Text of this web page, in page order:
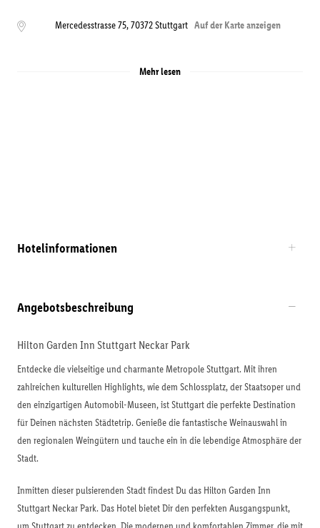
Mercedesstrasse 75,70372 Stuttgart Auf der Karte anzeigen
Mehr lesen
Hotelinformationen
Angebotsbeschreibung
Hilton Garden Inn Stuttgart Neckar Park
Entdecke die vielseitige und charmante Metropole Stuttgart. Mit ihren
zahlreichen kulturellen Highlights, wie dem Schlossplatz, der Staatsoper und
den einzigartigen Automobil-Museen, ist Stuttgart die perfekte Destination
für Deinen nächsten Städtetrip. Genieße die fantastische Weinauswahl in
den regionalen Weingütern und tauche ein in die lebendige Atmosphäre der
Stadt.
Inmitten dieser pulsierenden Stadt findest Du das Hilton Garden Inn
Stuttgart Neckar Park. Das Hotel bietet Dir den perfekten Ausgangspunkt,